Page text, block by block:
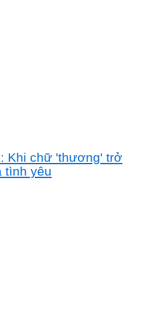
Khi chữ 'thương' trở
tình yêu